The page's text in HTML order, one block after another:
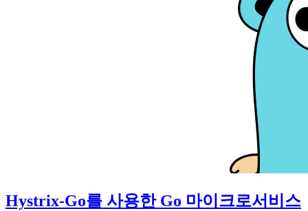
Hystrix-Go를 사용한 Go 마이크로서비스